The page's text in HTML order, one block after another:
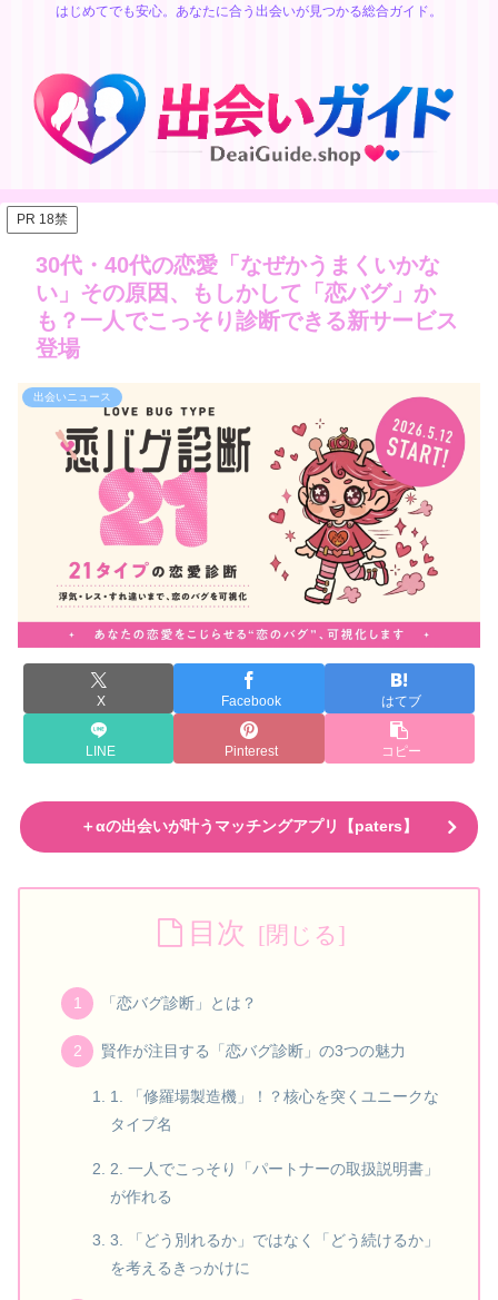
はじめてでも安心。あなたに合う出会いが見つかる総合ガイド。
PR 18禁
30代・40代の恋愛「なぜかうまくいかな
い」その原因、もしかして「恋バグ」か
も？一人でこっそり診断できる新サービス
登場
出会いニュース
X Facebook はてブ
LINE Pinterest コピー
＋αの出会いが叶うマッチングアプリ【paters】
目次
「恋バグ診断」とは？
賢作が注目する「恋バグ診断」の3つの魅力
1. 「修羅場製造機」！？核心を突くユニークな
タイプ名
2. 一人でこっそり「パートナーの取扱説明書」
が作れる
3. 「どう別れるか」ではなく「どう続けるか」
を考えるきっかけに